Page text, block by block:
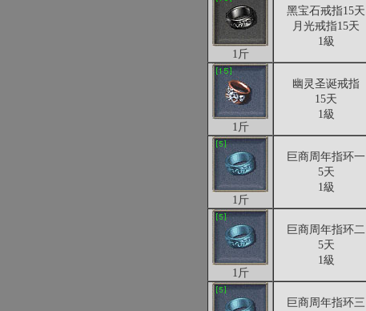
1斤
黑宝石戒指15天
月光戒指15天
1級
1斤
幽灵圣诞戒指
15天
1級
1斤
巨商周年指环一
5天
1級
1斤
巨商周年指环二
5天
1級
巨商周年指环三